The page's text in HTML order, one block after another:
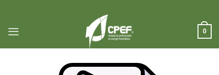
contenido
0